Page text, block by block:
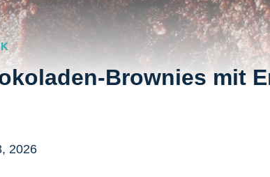
Brownies mit
2026